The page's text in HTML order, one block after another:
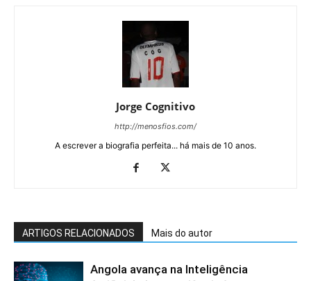
Jorge Cognitivo
http://menosfios.com/
A escrever a biografia perfeita... há mais de 10 anos.
ARTIGOS RELACIONADOS Mais do autor
Angola avança na Inteligência